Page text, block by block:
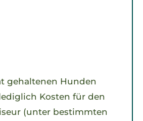
gehaltenen Hunden
Kosten für den
(unter bestimmten